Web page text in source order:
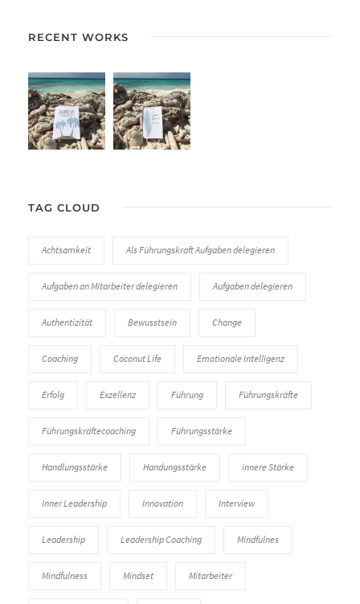
RECENT WORKS
TAG CLOUD
Achtsamkeit Als Führungskraft Aufgaben delegieren
Aufgaben an Mitarbeiter delegieren Aufgaben delegieren
Authentizität Bewusstsein Change
Coaching Coconut Life Emotionale Intelligenz
Erfolg Exzellenz Führung Führungskräfte
Führungskräftecoaching Führungsstärke
Handlungsstärke Handungsstärke innere Stärke
Inner Leadership Innovation Interview
Leadership Leadership Coaching Mindfulnes
Mindfulness Mindset Mitarbeiter